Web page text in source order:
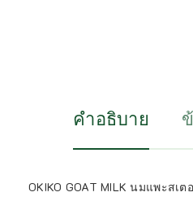
คำอธิบาย
OKIKO GOAT MILK นมแพะสเต